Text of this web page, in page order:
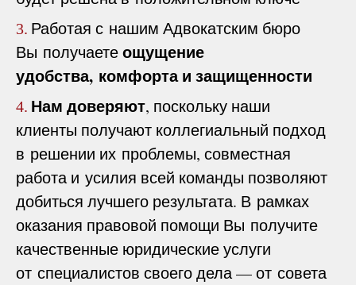
3. Работая с нашим Адвокатским бюро
Вы получаетеощущение
удобства, комфорта и защищенности
4. Нам доверяют, поскольку наши
клиенты получают коллегиальный подход
в решении их проблемы, совместная
работа и усилия всей команды позволяют
добиться лучшего результата. В рамках
оказания правовой помощи Вы получите
качественные юридические услуги
от специалистов своего дела — от совета